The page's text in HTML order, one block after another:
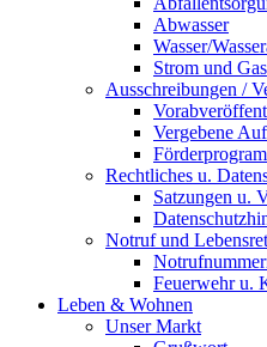
Abwasser
Wasser/
Strom und Gas
Ausschreibungen /
Vergebene
Rechtliches u.
Satzungen u.
Notruf und
Feuerwehr u.
Leben & Wohnen
Unser Markt